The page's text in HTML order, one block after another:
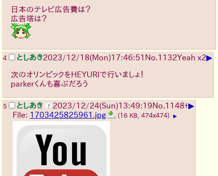
日本のテレビ広告費は？
広告塔は？
4 としあき2023/12/18(Mon)17:46:51 No.1132Yeah x2▶
次のオリンピックをHEYURIで行いましょ！
parkerくんも喜ぶだろう
5 としあき 2023/12/24(Sun)13:49:19No.1148+▶
File: 1703425825961.jpg (16 KB, 474x474) ▶